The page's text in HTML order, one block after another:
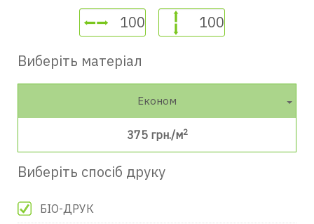
Виберіть матеріал
Економ
375 грн./м2
Виберіть спосіб друку
БІО-ДРУК